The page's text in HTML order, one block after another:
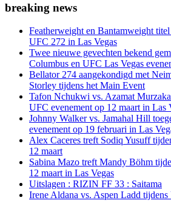
breaking news
Featherweight en Bantamweight
UFC 272 in Las Vegas
Twee nieuwe gevechten bekend
Columbus en UFC Las Vegas
Bellator 274 aangekondigd met
Storley tijdens het Main Event
Tafon Nchukwi vs. Azamat
UFC evenement op 12 maart in Las
Johnny Walker vs. Jamahal Hill
evenement op 19 februari in Las
Alex Caceres treft Sodiq Yusuff
12 maart
Sabina Mazo treft Mandy Böhm
12 maart in Las Vegas
Uitslagen : RIZIN FF 33 : Saitama
Irene Aldana vs. Aspen Ladd